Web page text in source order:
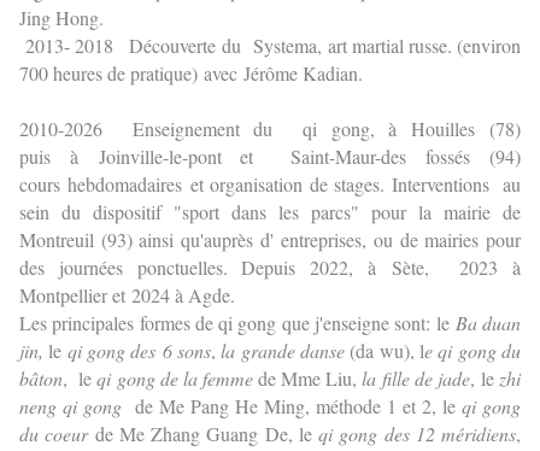
Jing Hong.
2013- 2018 Découverte du Systema, art martial russe. (environ
700 heures de pratique) avec Jérôme Kadian.
2010-2026 Enseignement du qi gong, à Houilles (78)
puis à Joinville-le-pont et Saint-Maur-des fossés (94)
cours hebdomadaires et organisation de stages. Interventions au
sein du dispositif "sport dans les parcs" pour la mairie de
Montreuil (93) ainsi qu'auprès d' entreprises, ou de mairies pour
des journées ponctuelles. Depuis 2022, à Sète, 2023 à
Montpellier et 2024 à Agde.
Les principales formes de qi gong que j'enseigne sont: le Ba duan
jin, le qi gong des 6 sons,la grande danse (da wu), le qi gong du
bâton, leqi gong de la femmede Mme Liu,la fille de jade, le zhi
neng qi gong de Me Pang He Ming, méthode 1 et 2, le qi gong
du coeur de Me Zhang Guang De, leqi gong des 12 méridiens,